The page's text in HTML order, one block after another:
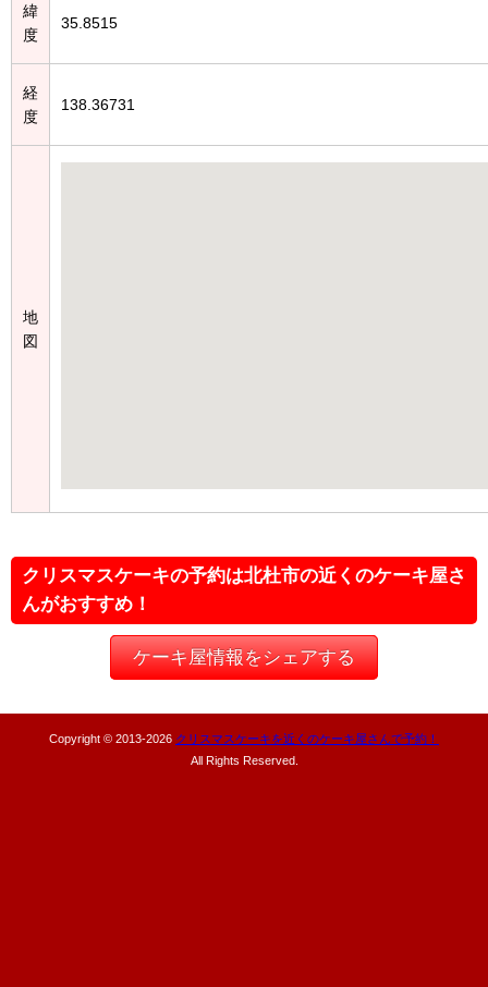
緯
度
35.8515
経
度
138.36731
地
図
クリスマスケーキの予約は北杜市の近くのケーキ屋さ
んがおすすめ！
ケーキ屋情報をシェアする
Copyright © 2013-2026 クリスマスケーキを近くのケーキ屋さんで予約！
All Rights Reserved.